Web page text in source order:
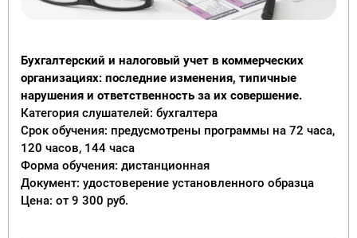
Бухгалтерский и налоговый учет в коммерческих
организациях: последние изменения, типичные
нарушения и ответственность за их совершение.
Категория слушателей: бухгалтера
Срок обучения: предусмотрены программы на 72 часа,
120 часов, 144 часа
Форма обучения: дистанционная
Документ: удостоверение установленного образца
Цена: от 9 300 руб.